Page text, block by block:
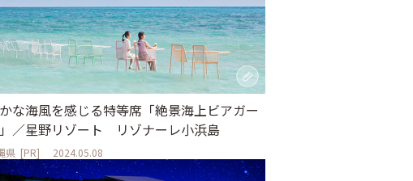
な海⾵を感じる特等席「絶景海上ビアガー
／星野リゾート リゾナーレ⼩浜島
県 [PR] 2024.05.08